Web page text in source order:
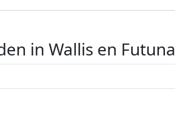
in Wallis en Futuna